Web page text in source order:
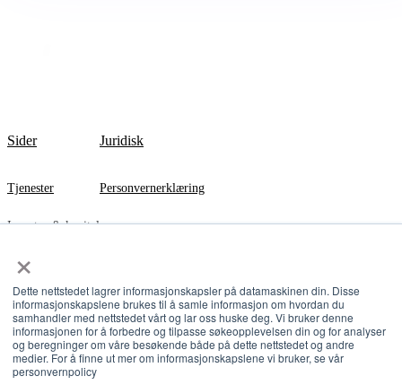
×
Dette nettstedet lagrer informasjonskapsler på datamaskinen din. Disse
informasjonskapslene brukes til å samle informasjon om hvordan du
samhandler med nettstedet vårt og lar oss huske deg. Vi bruker denne
informasjonen for å forbedre og tilpasse søkeopplevelsen din og for analyser
og beregninger om våre besøkende både på dette nettstedet og andre
medier. For å finne ut mer om informasjonskapslene vi bruker, se vår
personvernpolicy
Sider
Tjenester
Investor & kapital
Agritech
InnoCamp
Om oss
Juridisk
Personvernerklæring